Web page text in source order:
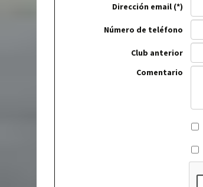
Dirección email
Número de teléfono
Club anterior
Comentario